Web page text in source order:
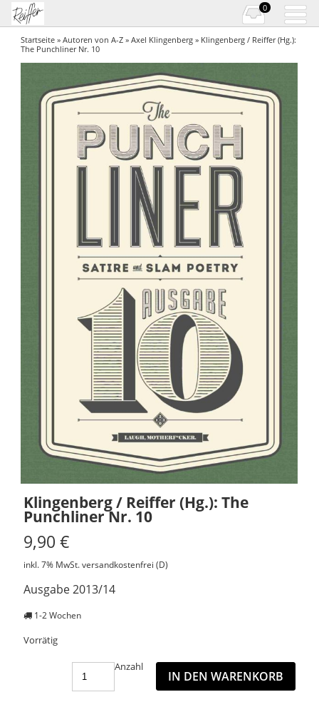
0
Startseite »Autoren von A-Z »Axel Klingenberg » Klingenberg / Reiffer (Hg.):
The Punchliner Nr. 10
Klingenberg / Reiffer (Hg.): The
Punchliner Nr. 10
9,90€
inkl. 7% MwSt. versandkostenfrei (D)
Ausgabe 2013/14
1-2 Wochen
Vorrätig
Anzahl
IN DEN WARENKORB